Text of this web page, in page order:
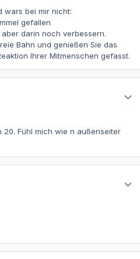
wars bei mir nicht:
gefallen
darin noch verbessern.
Bahn und genießen Sie das
Ihrer Mitmenschen gefasst.
Fühl mich wie n außenseiter